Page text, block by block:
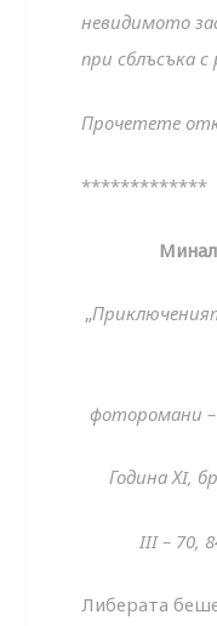
невидимото
при сблъсъка
Прочетете
*************
„
фоторомани
Година ХI,
III – 70,
Либерата